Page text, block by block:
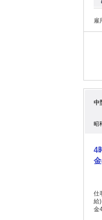
【
定
時
ど
す
ッ
お
っ
内
す。 《資格や経験が活きます！》 ￣￣￣￣
ト
の
雇
中
昭
4
仕事
給) ●年収約400～550万円(車格・コースによる) ●正社員登用あり(最短1年) ●功労
金40万円/年